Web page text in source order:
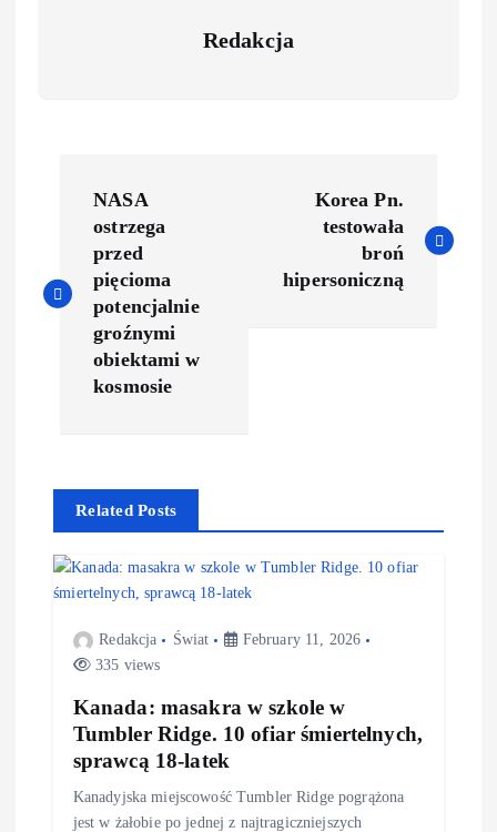
Redakcja
s
v
g
NASA
ostrzega
przed
pięcioma
potencjalnie
groźnymi
obiektami w
kosmosie
Korea Pn.
testowała
broń
hipersoniczną
Related Posts
Redakcja Świat
February 11, 2026
335 views
Kanada: masakra w szkole w
Tumbler Ridge. 10 ofiar śmiertelnych,
sprawcą 18-latek
Kanadyjska miejscowość Tumbler Ridge pogrążona
jest w żałobie po jednej z najtragiczniejszych